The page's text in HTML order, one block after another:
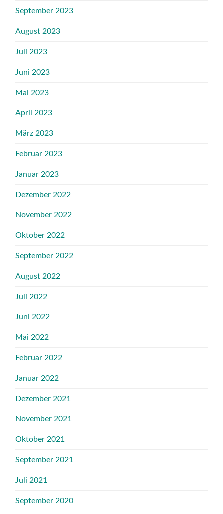
September 2023
August 2023
Juli 2023
Juni 2023
Mai 2023
April 2023
März 2023
Februar 2023
Januar 2023
Dezember 2022
November 2022
Oktober 2022
September 2022
August 2022
Juli 2022
Juni 2022
Mai 2022
Februar 2022
Januar 2022
Dezember 2021
November 2021
Oktober 2021
September 2021
Juli 2021
September 2020